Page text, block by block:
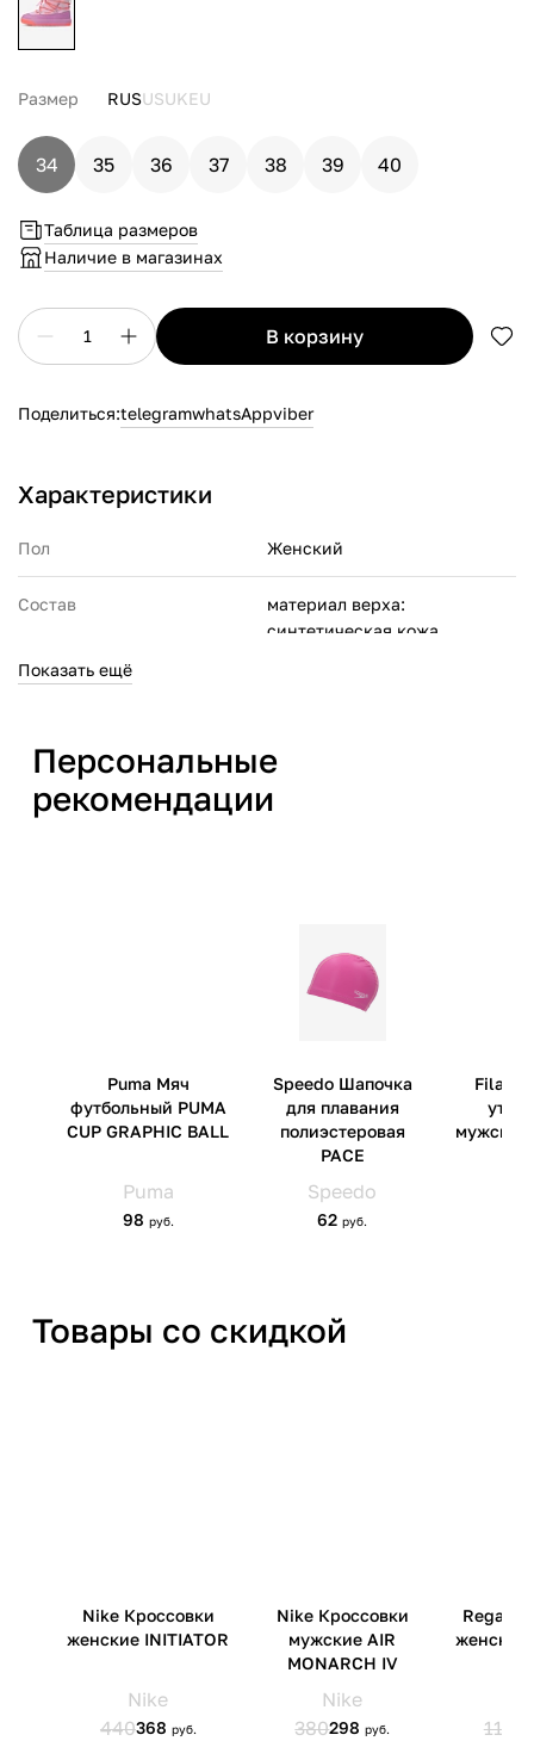
Размер RUSUSUKEU
34 35 36 37 38 39 40
Таблица размеров
Наличие в магазинах
1 в корзину
Поделиться:telegramwhatsAppviber
Характеристики
Пол Женский
Состав
материал верха:
синтетическая кожа,
материал подошвы:
этиленвинилацетат
Даунтаун, Сингапур (068809)
Импортер
ООО 'Клермонт' 231741,
Гродненская обл.,
Гродненский р-н, а/г Гожа,
ул.Школьная, д.5, к.13
Показать ещё
Персональные
рекомендации
Товары со скидкой